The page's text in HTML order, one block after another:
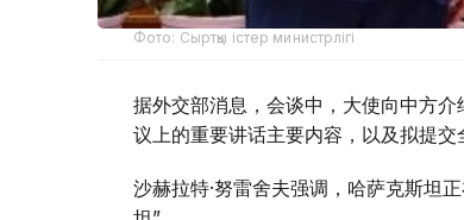
Фото: Сыртқы істер министрлігі
据外交部消息，会谈中，大使向中方
议上的重要讲话主要内容，以及拟提交
沙赫拉特·努雷舍夫强调，哈萨克斯坦